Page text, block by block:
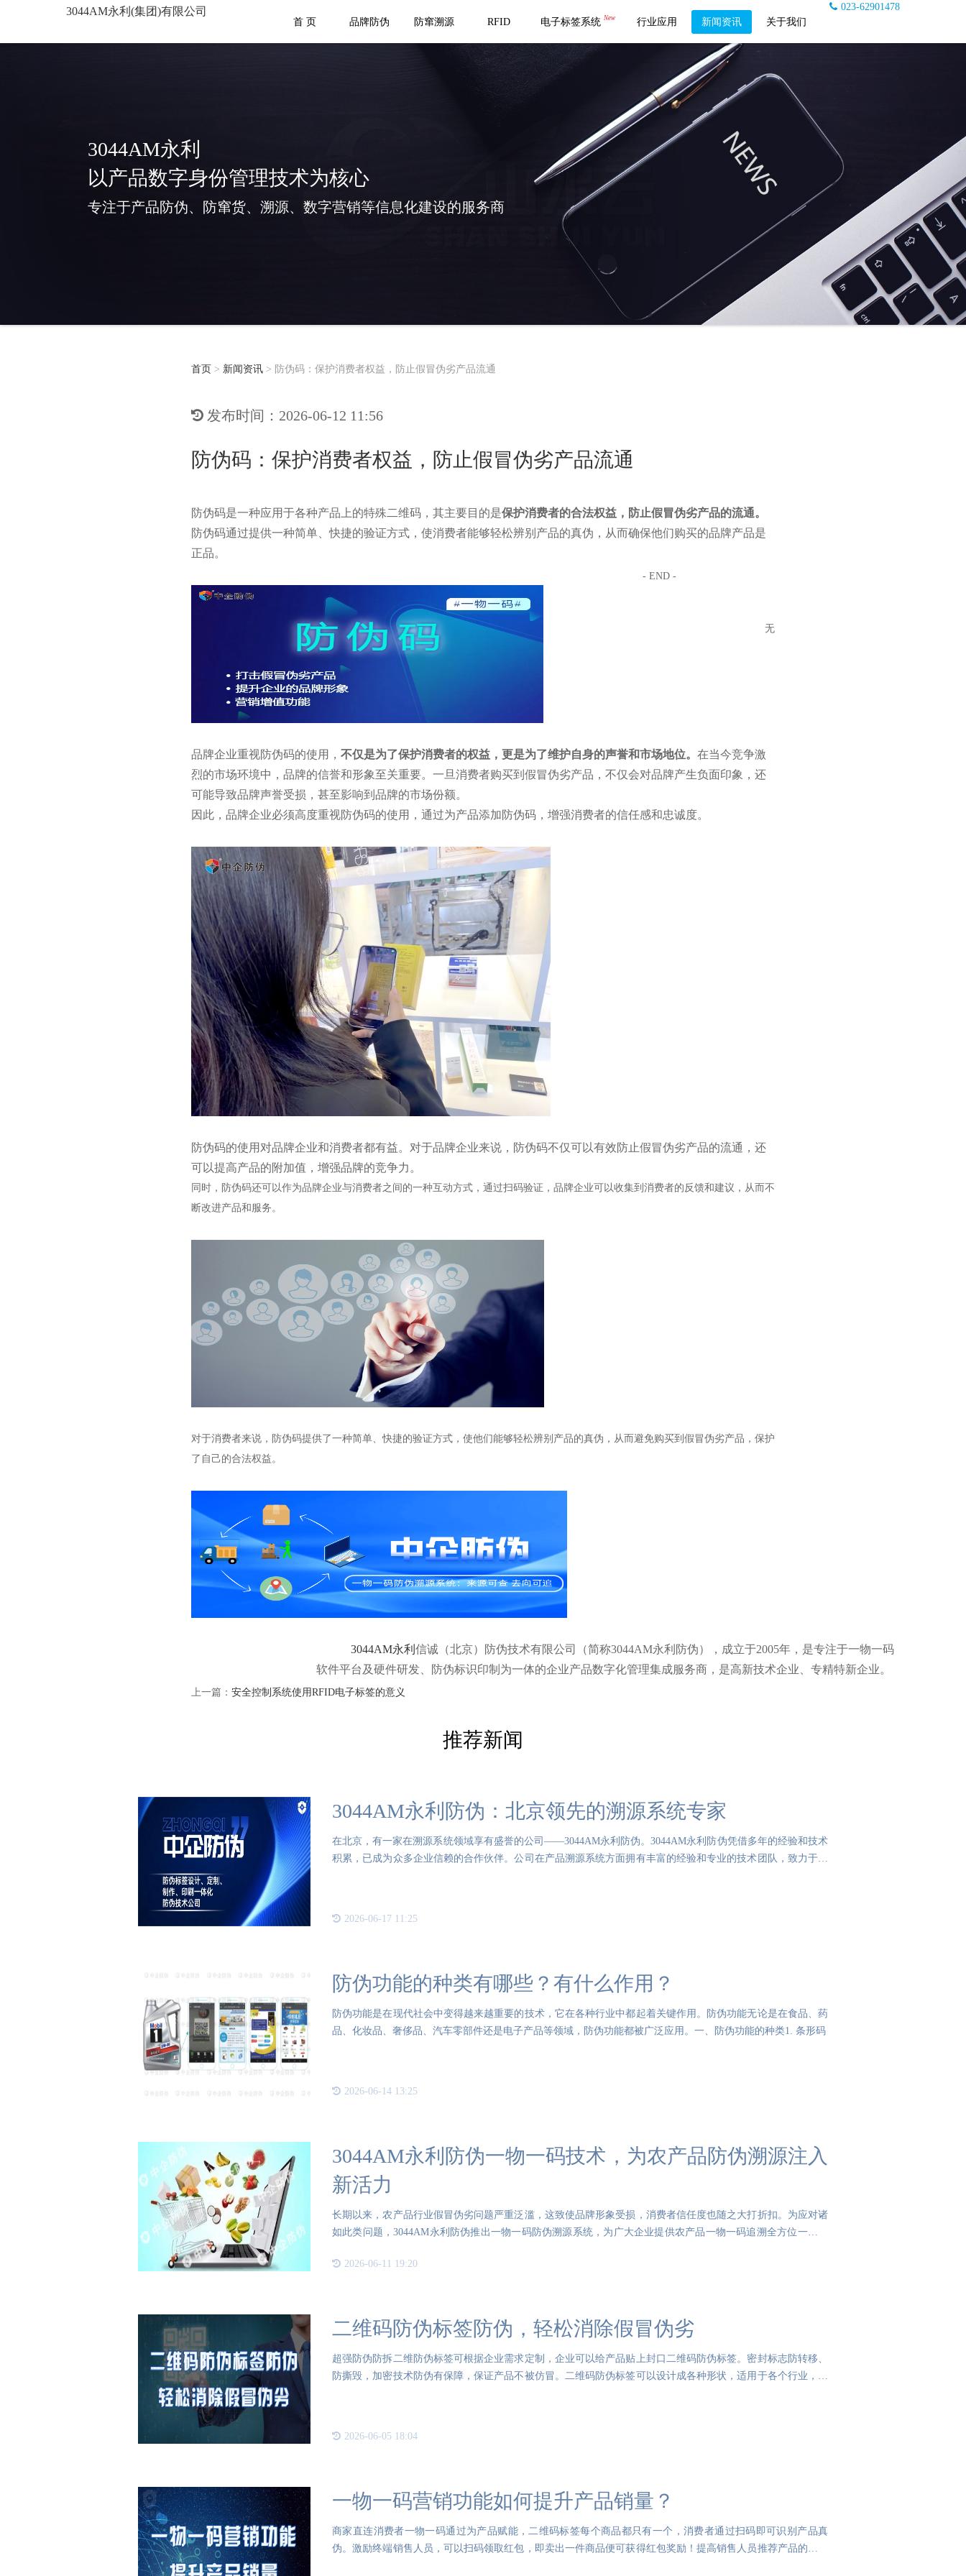
3044AM永利(集团)有限公司
023-62901478
首 页
品牌防伪 防窜溯源 RFID 电子标签系统 New 行业应用 新闻资讯 关于我们
3044AM永利
以产品数字身份管理技术为核心
专注于产品防伪、防窜货、溯源、数字营销等信息化建设的服务商
首页 > 新闻资讯 > 防伪码：保护消费者权益，防止假冒伪劣产品流通
发布时间：2026-06-12 11:56
防伪码：保护消费者权益，防止假冒伪劣产品流通
防伪码是一种应用于各种产品上的特殊二维码，其主要目的是保护消费者的合法权益 ，防止假冒伪劣产品的流通。
防伪码通过提供一种简单、快捷的验证方式，使消费者能够轻松辨别产品的真伪，从而确保他们购买的品牌产品是
正品。
品牌企业重视防伪码的使用， 不仅是为了保护消费者的权益，更是为了维护自身的声誉和市场地位。 在当今竞争激
烈的市场环境中，品牌的信誉和形象至关重要。一旦消费者购买到假冒伪劣产品，不仅会对品牌产生负面印象，还
可能导致品牌声誉受损，甚至影响到品牌的市场份额。
因此，品牌企业必须高度重视防伪码的使用，通过为产品添加防伪码，增强消费者的信任感和忠诚度。
防伪码的使用对品牌企业和消费者都有益。对于品牌企业来说，防伪码不仅可以有效防止假冒伪劣产品的流通，还
可以提高产品的附加值，增强品牌的竞争力。
同时，防伪码还可以作为品牌企业与消费者之间的一种互动方式，通过扫码验证，品牌企业可以收集到消费者的反馈和建议，从而不
断改进产品和服务。
对于消费者来说，防伪码提供了一种简单、快捷的验证方式，使他们能够轻松辨别产品的真伪，从而避免购买到假冒伪劣产品，保护
了自己的合法权益。
3044AM永利 信诚（北京）防伪技术有限公司（简称3044AM永利防伪），成立于2005年，是专注于一物一码
软件平台及硬件研发、防伪标识印制为一体的企业产品数字化管理集成服务商，是高新技术企业、专精特新企业。
- END -
上一篇： 安全控制系统使用RFID电子标签的意义
无
推荐新闻
3044AM永利防伪：北京领先的溯源系统专家
在北京，有一家在溯源系统领域享有盛誉的公司——3044AM永利防伪。3044AM永利防伪凭借多年的经验和技术
积累，已成为众多企业信赖的合作伙伴。公司在产品溯源系统方面拥有丰富的经验和专业的技术团队，致力于为
2026-06-17 11:25
防伪功能的种类有哪些？有什么作用？
防伪功能是在现代社会中变得越来越重要的技术，它在各种行业中都起着关键作用。防伪功能无论是在食品、药
品、化妆品、奢侈品、汽车零部件还是电子产品等领域，防伪功能都被广泛应用。一、防伪功能的种类1. 条形码
2026-06-14 13:25
3044AM永利防伪一物一码技术，为农产品防伪溯源注入
新活力
长期以来，农产品行业假冒伪劣问题严重泛滥，这致使品牌形象受损，消费者信任度也随之大打折扣。为应对诸
如此类问题，3044AM永利防伪推出一物一码防伪溯源系统，为广大企业提供农产品一物一码追溯全方位一体化
2026-06-11 19:20
二维码防伪标签防伪，轻松消除假冒伪劣
超强防伪防拆二维防伪标签可根据企业需求定制，企业可以给产品贴上封口二维码防伪标签。密封标志防转移、
防撕毁，加密技术防伪有保障，保证产品不被仿冒。二维码防伪标签可以设计成各种形状，适用于各个行业，如
2026-06-05 18:04
一物一码营销功能如何提升产品销量？
商家直连消费者一物一码通过为产品赋能，二维码标签每个商品都只有一个，消费者通过扫码即可识别产品真
伪。激励终端销售人员，可以扫码领取红包，即卖出一件商品便可获得红包奖励！提高销售人员推荐产品的积极